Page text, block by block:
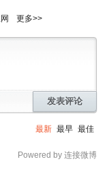
更多>>
发表评论
最新 最早 最佳
Powered by 连接微博